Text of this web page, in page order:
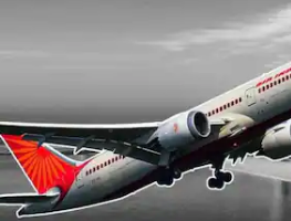
టేకాఫ్ అయిన ఎయిర్
విమానం ఇంజిన్‌లో
ఎమర్జెన్సీ ల్యాండింగ్
వ్రాసిన వారు Stalin Feb 03, 2023 03:08 pm
ఈ వార్తాకథనం ఏంటి